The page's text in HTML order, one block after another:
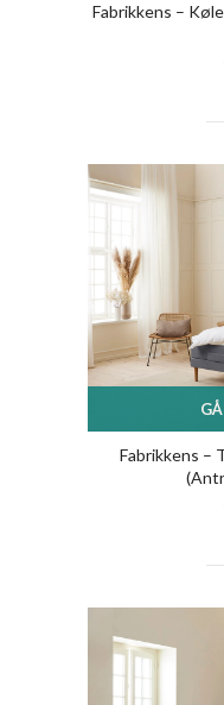
Fabrikkens –
Fabrikkens –